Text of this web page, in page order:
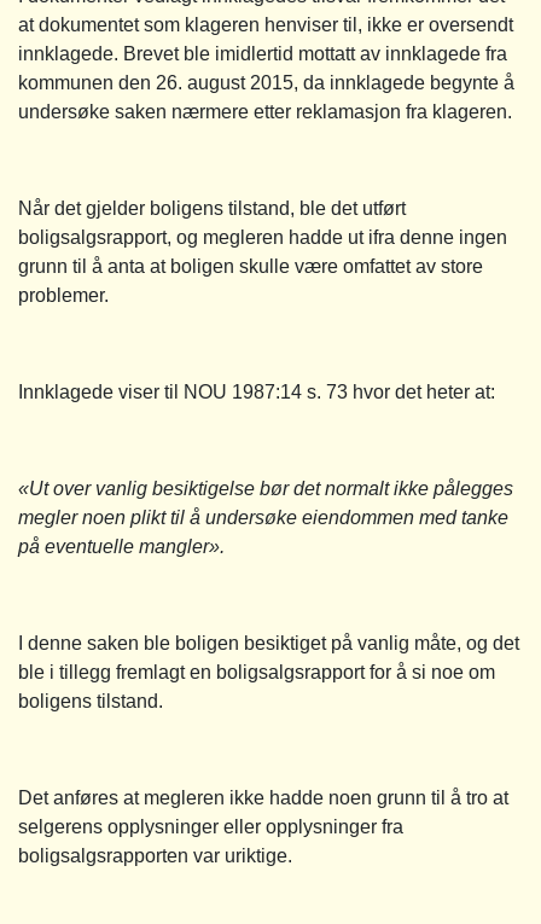
at dokumentet som klageren henviser til, ikke er oversendt
innklagede. Brevet ble imidlertid mottatt av innklagede fra
kommunen den 26. august 2015, da innklagede begynte å
undersøke saken nærmere etter reklamasjon fra klageren.
Når det gjelder boligens tilstand, ble det utført
boligsalgsrapport, og megleren hadde ut ifra denne ingen
grunn til å anta at boligen skulle være omfattet av store
problemer.
Innklagede viser til NOU 1987:14 s. 73 hvor det heter at:
«Ut over vanlig besiktigelse bør det normalt ikke pålegges
megler noen plikt til å undersøke eiendommen med tanke
på eventuelle mangler».
I denne saken ble boligen besiktiget på vanlig måte, og det
ble i tillegg fremlagt en boligsalgsrapport for å si noe om
boligens tilstand.
Det anføres at megleren ikke hadde noen grunn til å tro at
selgerens opplysninger eller opplysninger fra
boligsalgsrapporten var uriktige.